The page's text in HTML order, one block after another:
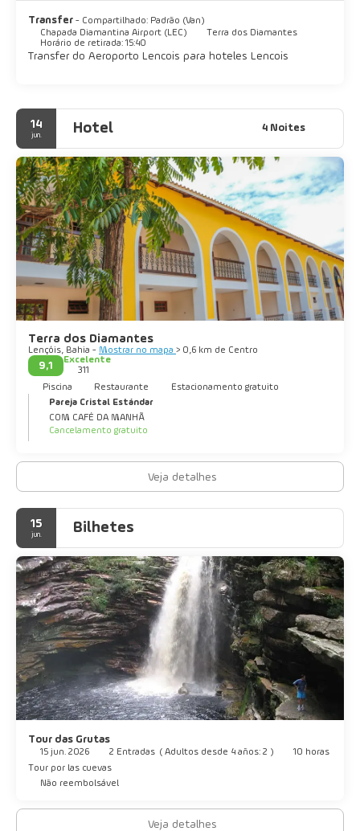
Transfer - Compartilhado: Padrão (Van)
Chapada Diamantina Airport (LEC)
Terra dos Diamantes
Horário de retirada: 15:40
Transfer do Aeroporto Lencois para hoteles Lencois
14
jun. Hotel 4 Noites
Terra dos Diamantes
Lençóis, Bahia - Mostrar no mapa > 0,6 km de Centro
9,1
Excelente
311
Piscina
Restaurante
Estacionamento gratuito
Pareja Cristal Estándar
COM CAFÉ DA MANHÃ
Cancelamento gratuito
Veja detalhes
15
jun. Bilhetes
Tour das Grutas
15 jun. 2026 2 Entradas ( Adultos desde 4 años: 2 )
10 horas
Tour por las cuevas
Não reembolsável
Veja detalhes